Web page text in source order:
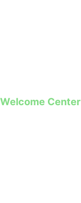
Welcome Center